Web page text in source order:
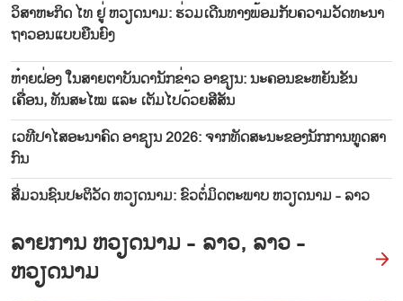
ວິ​ສາ​ຫະ​ກິດ ໄທ ​ຢູ່ ຫວຽດ​ນາມ: ຮ່ວມ​ເດີນ​ທາງ​ພ້ອມ​ກັບຄວາມ​ວັດ​ທະ​ນາ​
ຖາ​ວອນ​ແບບ​ຍືນ​ຍົງ
ຫ໋າຍ​ຝ່ອງ​ ໃນ​ສາຍ​ຕາ​ບັນ​ດາ​ນັກ​ຂ່າວ ອາ​ຊຽນ: ນະ​ຄອນ​ຂະ​ຫຍັນ​ຂັ​ນ​
ເຄື່ອນ, ທັນ​ສະ​ໄໝ ແລະ ເຕັມ​ໄປ​ດ້ວຍ​ສີ​ສັນ
ເວ​ທີ​ປາ​ໄສ​ອະ​ນາ​ຄົດ ອາ​ຊຽນ 2026: ຈາກທັດ​ສະ​ນະຂອງ​ນັກ​ການ​ທູດ​​ສາ​
ກົນ
ສື່ມວນ​ຊົນ​ປະ​ຕິ​ວັດ ຫວຽດ​ນາມ: ຂົວ​ຕໍ່​ມິດ​ຕະ​ພາບ ຫວຽດ​ນາມ - ລາວ
ລາຍ​ການ ຫວຽດນາມ - ລາວ, ລາວ -
ຫວຽດນາມ